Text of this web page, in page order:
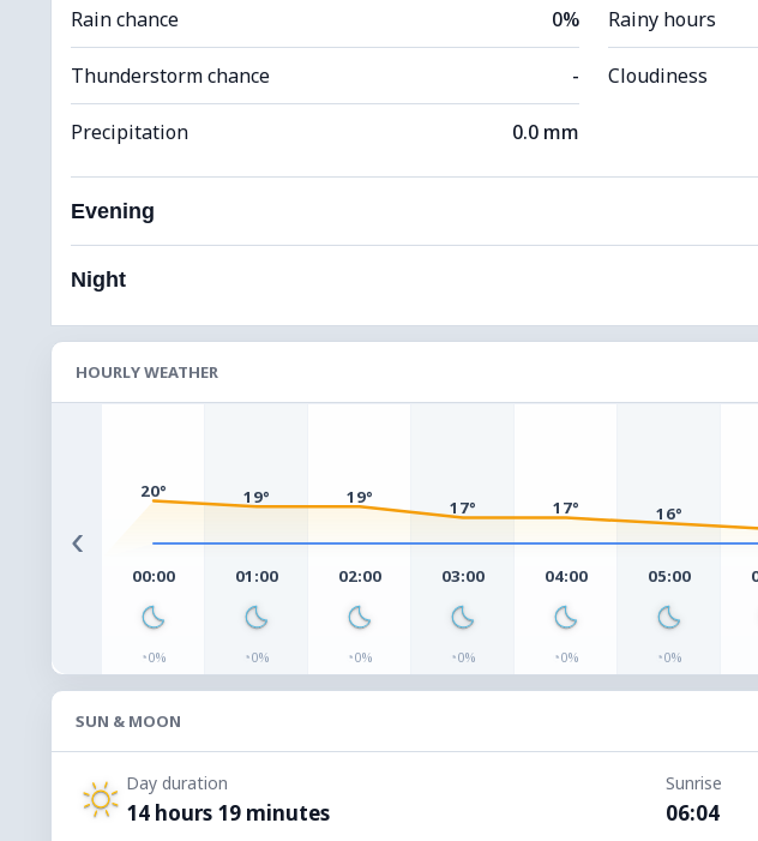
Rain chance 0%
Thunderstorm chance -
Precipitation 0.0 mm
Rainy hours
Cloudiness
Evening
Night
HOURLY WEATHER
‹
20°
00:00
◔0%
19°
01:00
◔0%
19°
02:00
◔0%
17°
03:00
◔0%
17°
04:00
◔0%
16°
05:00
◔0%
SUN & MOON
Day duration
14 hours 19 minutes
Sunrise
06:04